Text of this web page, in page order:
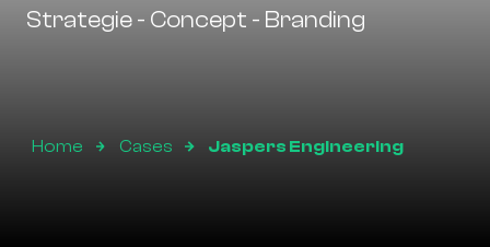
Strategie - Concept - Branding
Home Cases Jaspers Engineering